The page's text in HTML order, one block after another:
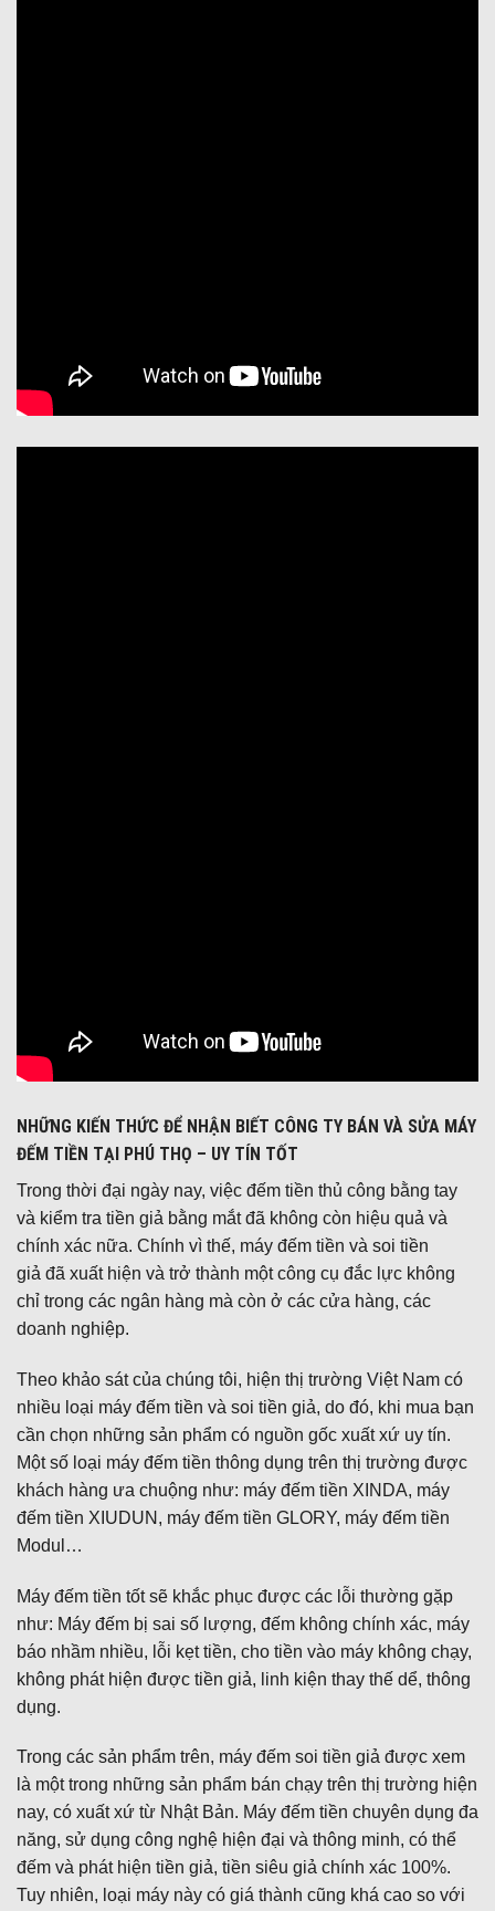
NHỮNG KIẾN THỨC ĐỂ NHẬN BIẾT CÔNG TY BÁN VÀ SỬA MÁY
ĐẾM TIỀN TẠI PHÚ THỌ – UY TÍN TỐT
Trong thời đại ngày nay, việc đếm tiền thủ công bằng tay
và kiểm tra tiền giả bằng mắt đã không còn hiệu quả và
chính xác nữa. Chính vì thế, máy đếm tiền và soi tiền
giả đã xuất hiện và trở thành một công cụ đắc lực không
chỉ trong các ngân hàng mà còn ở các cửa hàng, các
doanh nghiệp.
Theo khảo sát của chúng tôi, hiện thị trường Việt Nam có
nhiều loại máy đếm tiền và soi tiền giả, do đó, khi mua bạn
cần chọn những sản phẩm có nguồn gốc xuất xứ uy tín.
Một số loại máy đếm tiền thông dụng trên thị trường được
khách hàng ưa chuộng như: máy đếm tiền XINDA, máy
đếm tiền XIUDUN, máy đếm tiền GLORY, máy đếm tiền
Modul…
Máy đếm tiền tốt sẽ khắc phục được các lỗi thường gặp
như: Máy đếm bị sai số lượng, đếm không chính xác, máy
báo nhầm nhiều, lỗi kẹt tiền, cho tiền vào máy không chạy,
không phát hiện được tiền giả, linh kiện thay thế dể, thông
dụng.
Trong các sản phẩm trên, máy đếm soi tiền giả được xem
là một trong những sản phẩm bán chạy trên thị trường hiện
nay, có xuất xứ từ Nhật Bản. Máy đếm tiền chuyên dụng đa
năng, sử dụng công nghệ hiện đại và thông minh, có thể
đếm và phát hiện tiền giả, tiền siêu giả chính xác 100%.
Tuy nhiên, loại máy này có giá thành cũng khá cao so với